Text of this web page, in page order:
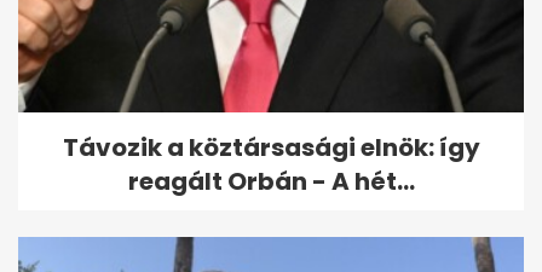
5 rejtett porfogó a lakásban,
ami miatt gyakrabban kell
takarítanod
Távozik a köztársasági elnök: így
reagált Orbán - A hét...